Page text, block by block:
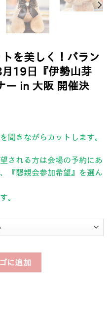
を美しく！バラン
19日『伊勢山芽
ー in 大阪 開催決
聞きながら カットします。
される方は会場の予約にあ
『懇親会参加希望』を選ん
。
バランスのとり方とコツ【8月
に追加